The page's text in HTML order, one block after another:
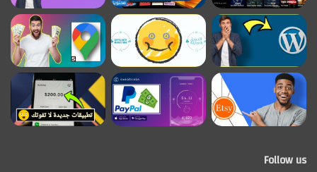
Follow us